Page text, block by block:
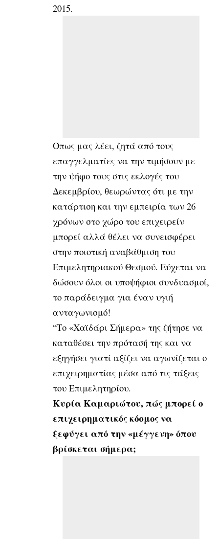
2015.
Όπως μας λέει, ζητά από τους
επαγγελματίες να την τιμήσουν με
την ψήφο τους στις εκλογές του
Δεκεμβρίου, θεωρώντας ότι με την
κατάρτιση και την εμπειρία των 26
χρόνων στο χώρο του επιχειρείν
μπορεί αλλά θέλει να συνεισφέρει
στην ποιοτική αναβάθμιση του
Επιμελητηριακού Θεσμού. Εύχεται να
δώσουν όλοι οι υποψήφιοι συνδυασμοί,
το παράδειγμα για έναν υγιή
ανταγωνισμό!
“Το «Χαϊδάρι Σήμερα» της ζήτησε να
καταθέσει την πρότασή της και να
εξηγήσει γιατί αξίζει να αγωνίζεται ο
επιχειρηματίας μέσα από τις τάξεις
του Επιμελητηρίου.
Κυρία Καμαριώτου, πώς μπορεί ο
επιχειρηματικός κόσμος να
ξεφύγει από την «μέγγενη» όπου
βρίσκεται σήμερα;